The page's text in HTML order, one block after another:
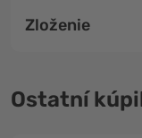
Zloženie
Ostatní